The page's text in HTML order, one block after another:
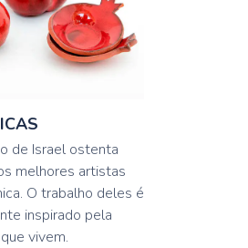
de Israel ostenta
melhores artistas
O trabalho deles é
inspirado pela
vivem.